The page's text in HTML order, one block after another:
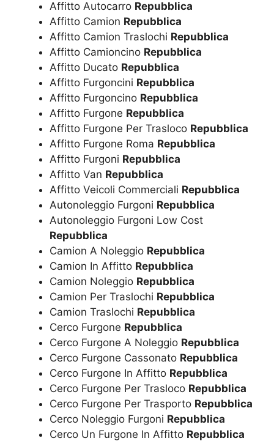
Affitto Autocarro Repubblica
Affitto Camion Repubblica
Affitto Camion Traslochi Repubblica
Affitto Camioncino Repubblica
Affitto Ducato Repubblica
Affitto Furgoncini Repubblica
Affitto Furgoncino Repubblica
Affitto Furgone Repubblica
Affitto Furgone Per Trasloco Repubblica
Affitto Furgone Roma Repubblica
Affitto Furgoni Repubblica
Affitto Van Repubblica
Affitto Veicoli Commerciali Repubblica
Autonoleggio Furgoni Repubblica
Autonoleggio Furgoni Low Cost
Repubblica
Camion A Noleggio Repubblica
Camion In Affitto Repubblica
Camion Noleggio Repubblica
Camion Per Traslochi Repubblica
Camion Traslochi Repubblica
Cerco Furgone Repubblica
Cerco Furgone A Noleggio Repubblica
Cerco Furgone Cassonato Repubblica
Cerco Furgone In Affitto Repubblica
Cerco Furgone Per Trasloco Repubblica
Cerco Furgone Per Trasporto Repubblica
Cerco Noleggio Furgoni Repubblica
Cerco Un Furgone In Affitto Repubblica